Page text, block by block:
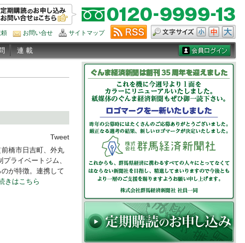
お問い合せ サイトマップ
連 載
Tweet
橋市日吉町、外丸
ライベートジム、
が特徴。連携して
きはこちら